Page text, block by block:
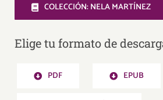
COLECCIÓN: NELA MARTÍNEZ
Elige tu formato de
PDF EPUB